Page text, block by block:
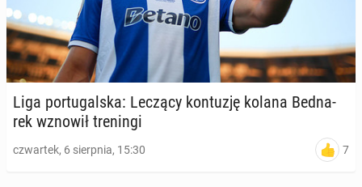
Liga por­tu­gal­ska: Leczący kon­tu­zję kolana Bed­na­
rek wznowił tre­nin­gi
czwartek, 6 sierpnia, 15:30 7